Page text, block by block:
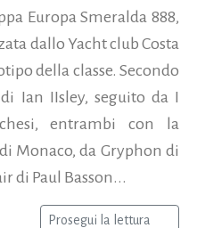
Europa Smeralda 888,
dallo Yacht club Costa
della classe. Secondo
Ian IIsley, seguito da I
entrambi con la
Monaco, da Gryphon di
di Paul Basson...
Prosegui la lettura